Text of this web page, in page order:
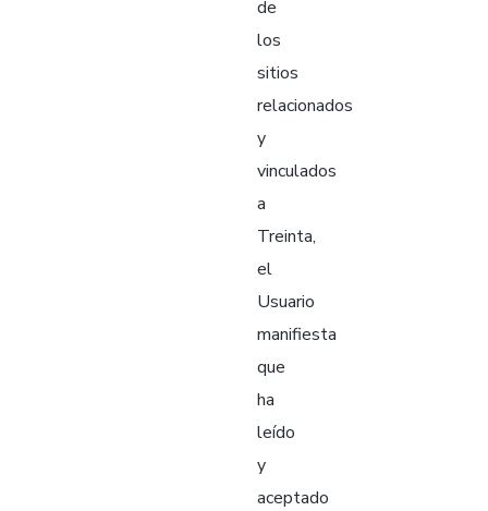
de
los
sitios
relacionados
y
vinculados
a
Treinta,
el
Usuario
manifiesta
que
ha
leído
y
aceptado